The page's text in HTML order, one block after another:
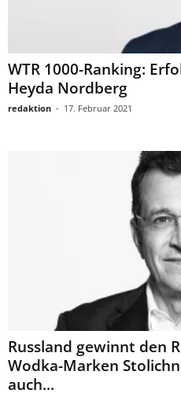
WTR 1000-Ranking:
Heyda Nordberg
redaktion - 17. Februar 2021
Russland gewinnt den
Wodka-Marken
auch...